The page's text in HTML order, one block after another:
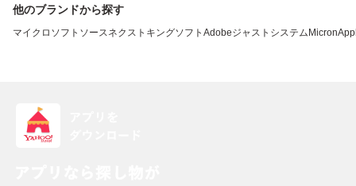
他のブランドから探す
マイクロソフト ソースネクスト キングソフト Adobeジャストシステム Micron